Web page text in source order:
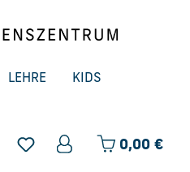
LEHRE KIDS
0,00 €